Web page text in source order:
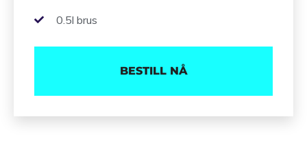
0.5l brus
BESTILL NÅ